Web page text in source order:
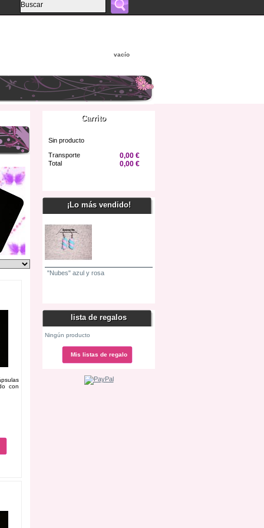
vacío
con
Carrito
Sin producto
Transporte 0,00 €
Total 0,00 €
¡Lo más vendido!
"Nubes" azul y rosa
lista de regalos
Ningún producto
Mis listas de regalo